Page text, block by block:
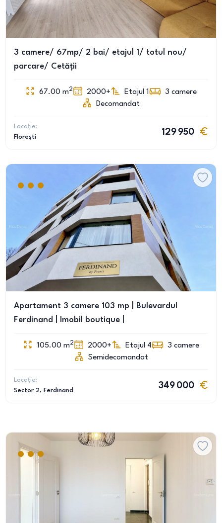
3 camere/ 67mp/ 2 bai/ etajul 1/ totul nou/
parcare/ Cetății
67.00 m2 2000+ Etajul 1 3 camere
Decomandat
Locație:
Florești
129 950
Apartament 3 camere 103 mp | Bulevardul
Ferdinand | Imobil boutique |
105.00 m2 2000+ Etajul 4 3 camere
Semidecomandat
Locație:
Sector 2, Ferdinand
349 000